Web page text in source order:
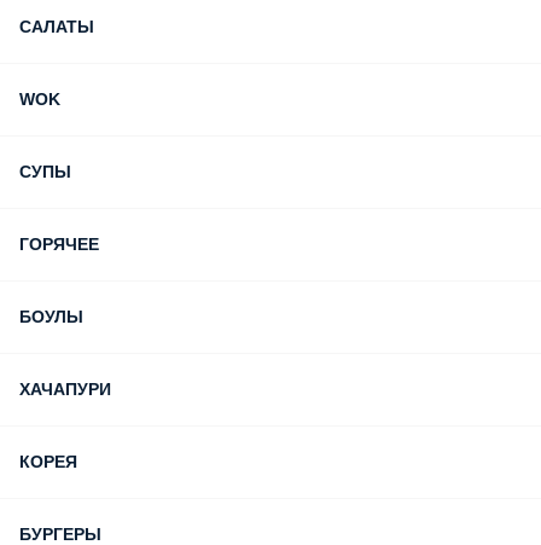
САЛАТЫ
WOK
СУПЫ
ГОРЯЧЕЕ
БОУЛЫ
ХАЧАПУРИ
КОРЕЯ
БУРГЕРЫ